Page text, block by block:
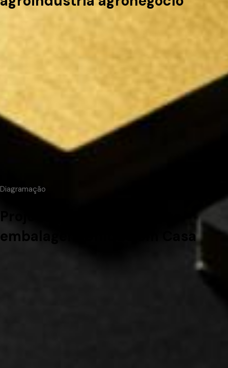
Diagramação
Projeto gráfico de produto
embalagem Unique em Casa